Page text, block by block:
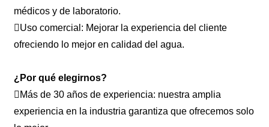
médicos y de laboratorio.
Uso comercial: Mejorar la experiencia del cliente
ofreciendo lo mejor en calidad del agua.
¿Por qué elegirnos?
Más de 30 años de experiencia: nuestra amplia
experiencia en la industria garantiza que ofrecemos solo